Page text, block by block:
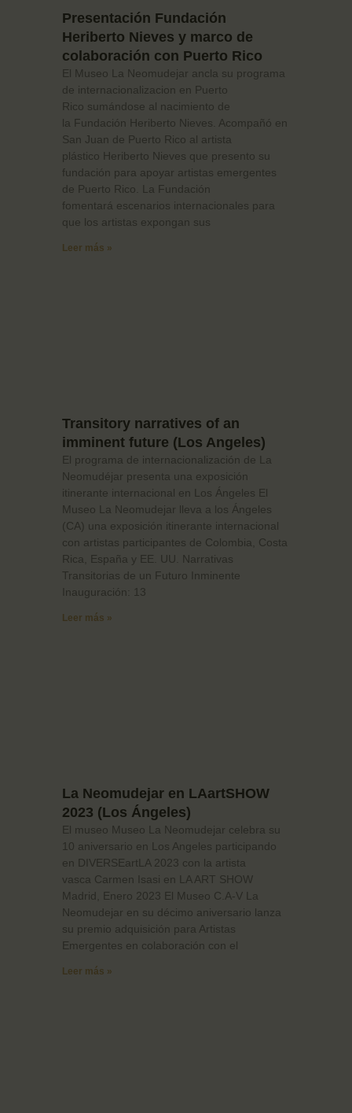
Presentación Fundación
Heriberto Nieves y marco de
colaboración con Puerto Rico
El Museo La Neomudejar ancla su programa
de internacionalizacion en Puerto
Rico sumándose al nacimiento de
la Fundación Heriberto Nieves. Acompañó en
San Juan de Puerto Rico al artista
plástico Heriberto Nieves que presento su
fundación para apoyar artistas emergentes
de Puerto Rico. La Fundación
fomentará escenarios internacionales para
que los artistas expongan sus
Leer más »
Transitory narratives of an
imminent future (Los Angeles)
El programa de internacionalización de La
Neomudéjar presenta una exposición
itinerante internacional en Los Ángeles El
Museo La Neomudejar lleva a los Ángeles
(CA) una exposición itinerante internacional
con artistas participantes de Colombia, Costa
Rica, España y EE. UU. Narrativas
Transitorias de un Futuro Inminente
Inauguración: 13
Leer más »
La Neomudejar en LAartSHOW
2023 (Los Ángeles)
El museo Museo La Neomudejar celebra su
10 aniversario en Los Angeles participando
en DIVERSEartLA 2023 con la artista
vasca Carmen Isasi en LA ART SHOW
Madrid, Enero 2023 El Museo C.A-V La
Neomudejar en su décimo aniversario lanza
su premio adquisición para Artistas
Emergentes en colaboración con el
Leer más »